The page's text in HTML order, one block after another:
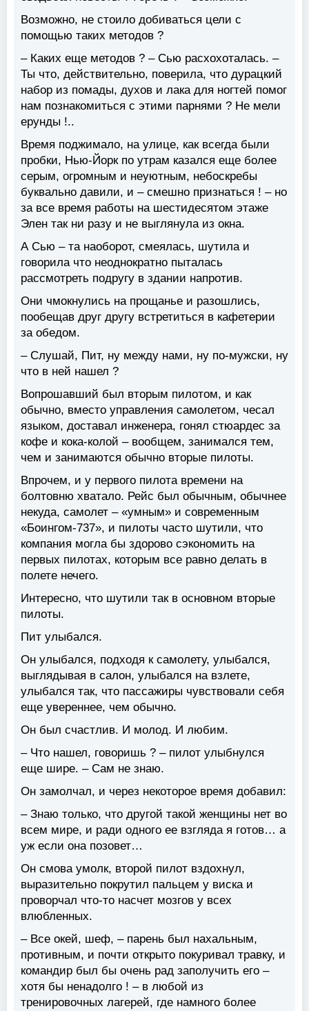
Возможно, не стоило добиваться цели с
помощью таких методов ?
– Каких еще методов ? – Сью расхохоталась. –
Ты что, действительно, поверила, что дурацкий
набор из помады, духов и лака для ногтей помог
нам познакомиться с этими парнями ? Не мели
ерунды !..
Время поджимало, на улице, как всегда были
пробки, Нью-Йорк по утрам казался еще более
серым, огромным и неуютным, небоскребы
буквально давили, и – смешно признаться ! – но
за все время работы на шестидесятом этаже
Элен так ни разу и не выглянула из окна.
А Сью – та наоборот, смеялась, шутила и
говорила что неоднократно пыталась
рассмотреть подругу в здании напротив.
Они чмокнулись на прощанье и разошлись,
пообещав друг другу встретиться в кафетерии
за обедом.
– Слушай, Пит, ну между нами, ну по-мужски, ну
что в ней нашел ?
Вопрошавший был вторым пилотом, и как
обычно, вместо управления самолетом, чесал
языком, доставал инженера, гонял стюардес за
кофе и кока-колой – вообщем, занимался тем,
чем и занимаются обычно вторые пилоты.
Впрочем, и у первого пилота времени на
болтовню хватало. Рейс был обычным, обычнее
некуда, самолет – «умным» и современным
«Боингом-737», и пилоты часто шутили, что
компания могла бы здорово сэкономить на
первых пилотах, которым все равно делать в
полете нечего.
Интересно, что шутили так в основном вторые
пилоты.
Пит улыбался.
Он улыбался, подходя к самолету, улыбался,
выглядывая в салон, улыбался на взлете,
улыбался так, что пассажиры чувствовали себя
еще увереннее, чем обычно.
Он был счастлив. И молод. И любим.
– Что нашел, говоришь ? – пилот улыбнулся
еще шире. – Сам не знаю.
Он замолчал, и через некоторое время добавил:
– Знаю только, что другой такой женщины нет во
всем мире, и ради одного ее взгляда я готов… а
уж если она позовет…
Он смова умолк, второй пилот вздохнул,
выразительно покрутил пальцем у виска и
проворчал что-то насчет мозгов у всех
влюбленных.
– Все окей, шеф, – парень был нахальным,
противным, и почти открыто покуривал травку, и
командир был бы очень рад заполучить его –
хотя бы ненадолго ! – в любой из
тренировочных лагерей, где намного более